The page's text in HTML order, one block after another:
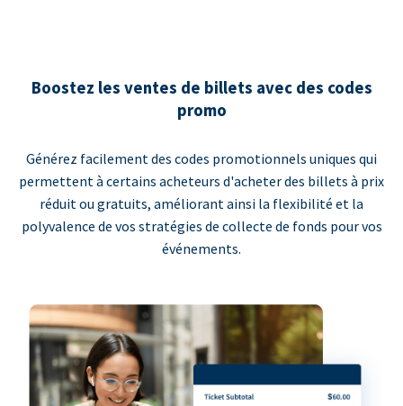
Boostez les ventes de billets avec des codes
promo
Générez facilement des codes promotionnels uniques qui
permettent à certains acheteurs d'acheter des billets à prix
réduit ou gratuits, améliorant ainsi la flexibilité et la
polyvalence de vos stratégies de collecte de fonds pour vos
événements.